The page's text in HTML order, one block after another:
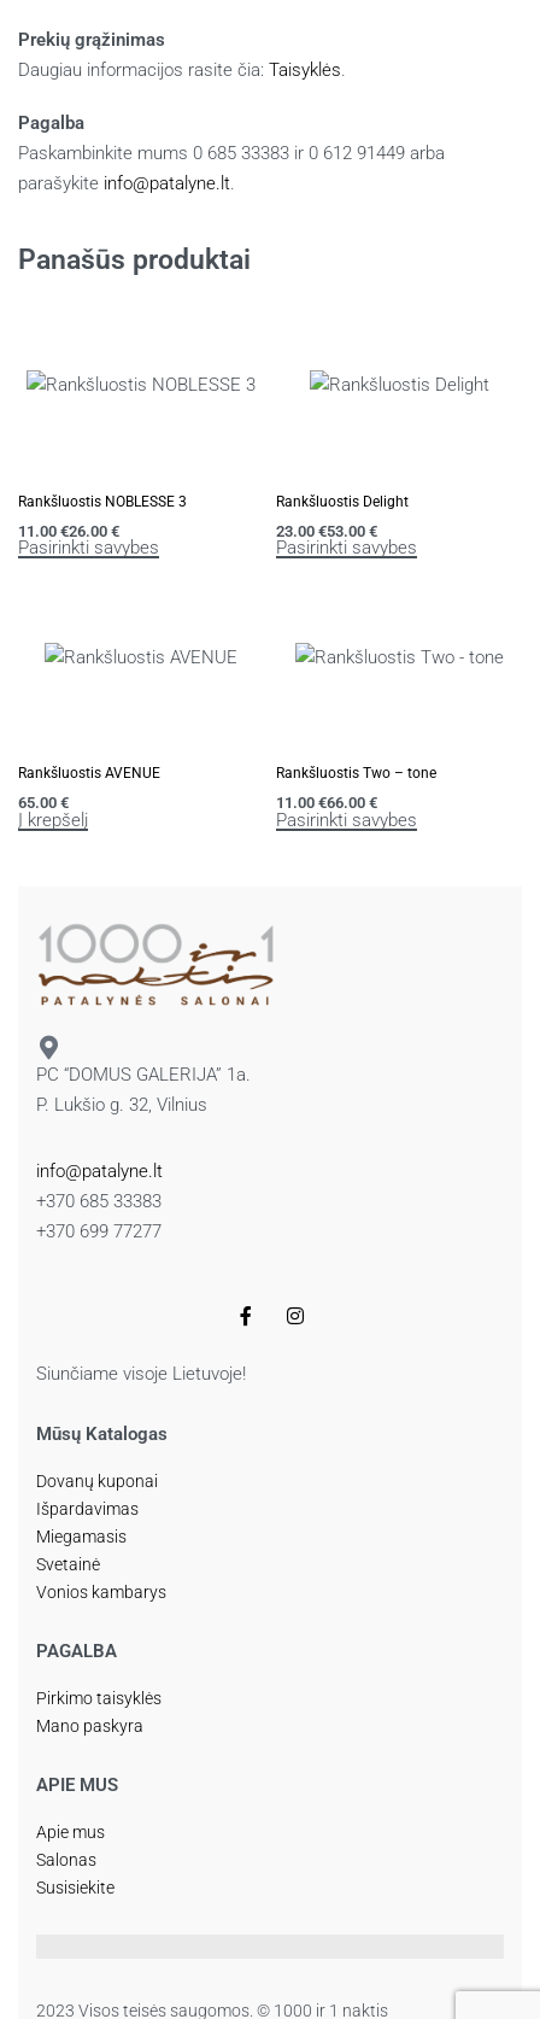
Prekių grąžinimas
Daugiau informacijos rasite čia: Taisyklės.
Pagalba
Paskambinkite mums 0 685 33383 ir 0 612 91449 arba
parašykite info@patalyne.lt.
Panašūs produktai
Rankšluostis NOBLESSE 3
11.00 €26.00€
Pasirinkti savybes
Rankšluostis Delight
23.00 €53.00€
Pasirinkti savybes
Rankšluostis AVENUE
65.00 €
Į krepšelį
Rankšluostis Two – tone
11.00 €66.00€
Pasirinkti savybes
PC “DOMUS GALERIJA” 1a.
P. Lukšio g. 32, Vilnius
info@patalyne.lt
+370 685 33383
+370 699 77277
Siunčiame visoje Lietuvoje!
Mūsų Katalogas
Dovanų kuponai
Išpardavimas
Miegamasis
Svetainė
Vonios kambarys
PAGALBA
Pirkimo taisyklės
Mano paskyra
APIE MUS
Apie mus
Salonas
Susisiekite
2023 Visos teisės saugomos. © 1000 ir 1 naktis